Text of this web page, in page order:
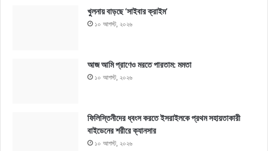
খুলনায় বাড়ছে ‘সাইবার ক্রাইম’
১০ আগস্ট, ২০২৬
আজ আমি প্রাণেও মরতে পারতাম: মমতা
১০ আগস্ট, ২০২৬
ফিলিস্তিনীদের ধ্বংস করতে ইসরাইলকে প্রথম সহায়তাকারী
বাইডেনের শরীরে ক্যানসার
১০ আগস্ট, ২০২৬